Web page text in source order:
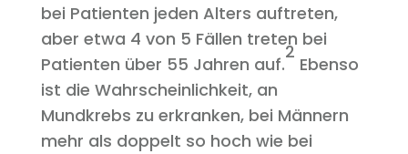
bei Patienten jeden Alters auftreten,
aber etwa 4 von 5 Fällen treten bei
Patienten über 55 Jahren auf.
2
Ebenso
ist die Wahrscheinlichkeit, an
Mundkrebs zu erkranken, bei Männern
mehr als doppelt so hoch wie bei